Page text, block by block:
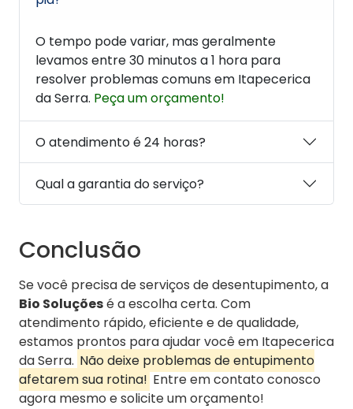
O tempo pode variar, mas geralmente
levamos entre 30 minutos a 1 hora para
resolver problemas comuns em Itapecerica
da Serra. Peça um orçamento!
O atendimento é 24 horas?
Qual a garantia do serviço?
Conclusão
Se você precisa de serviços de desentupimento, a
Bio Soluçõesé a escolha certa. Com
atendimento rápido, eficiente e de qualidade,
estamos prontos para ajudar você em Itapecerica
da Serra. Não deixe problemas de entupimento
afetarem sua rotina! Entre em contato conosco
agora mesmo e solicite um orçamento!